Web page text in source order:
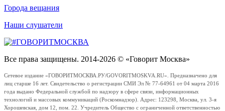
Города вещания
Наши слушатели
Все права защищены. 2014-2026 © «Говорит Москва»
Сетевое издание «ГОВОРИТМОСКВА.РУ/GOVORITMOSKVA.RU». Предназначено для
лиц старше 16 лет. Свидетельство о регистрации СМИ Эл № 77-64961 от 04 марта 2016
года выдано Федеральной службой по надзору в сфере связи, информационных
технологий и массовых коммуникаций (Роскомнадзор). Адрес: 123298, Москва, ул. 3-я
Хорошевская, дом 12, пом. 22. Учредитель Общество с ограниченной ответственностью